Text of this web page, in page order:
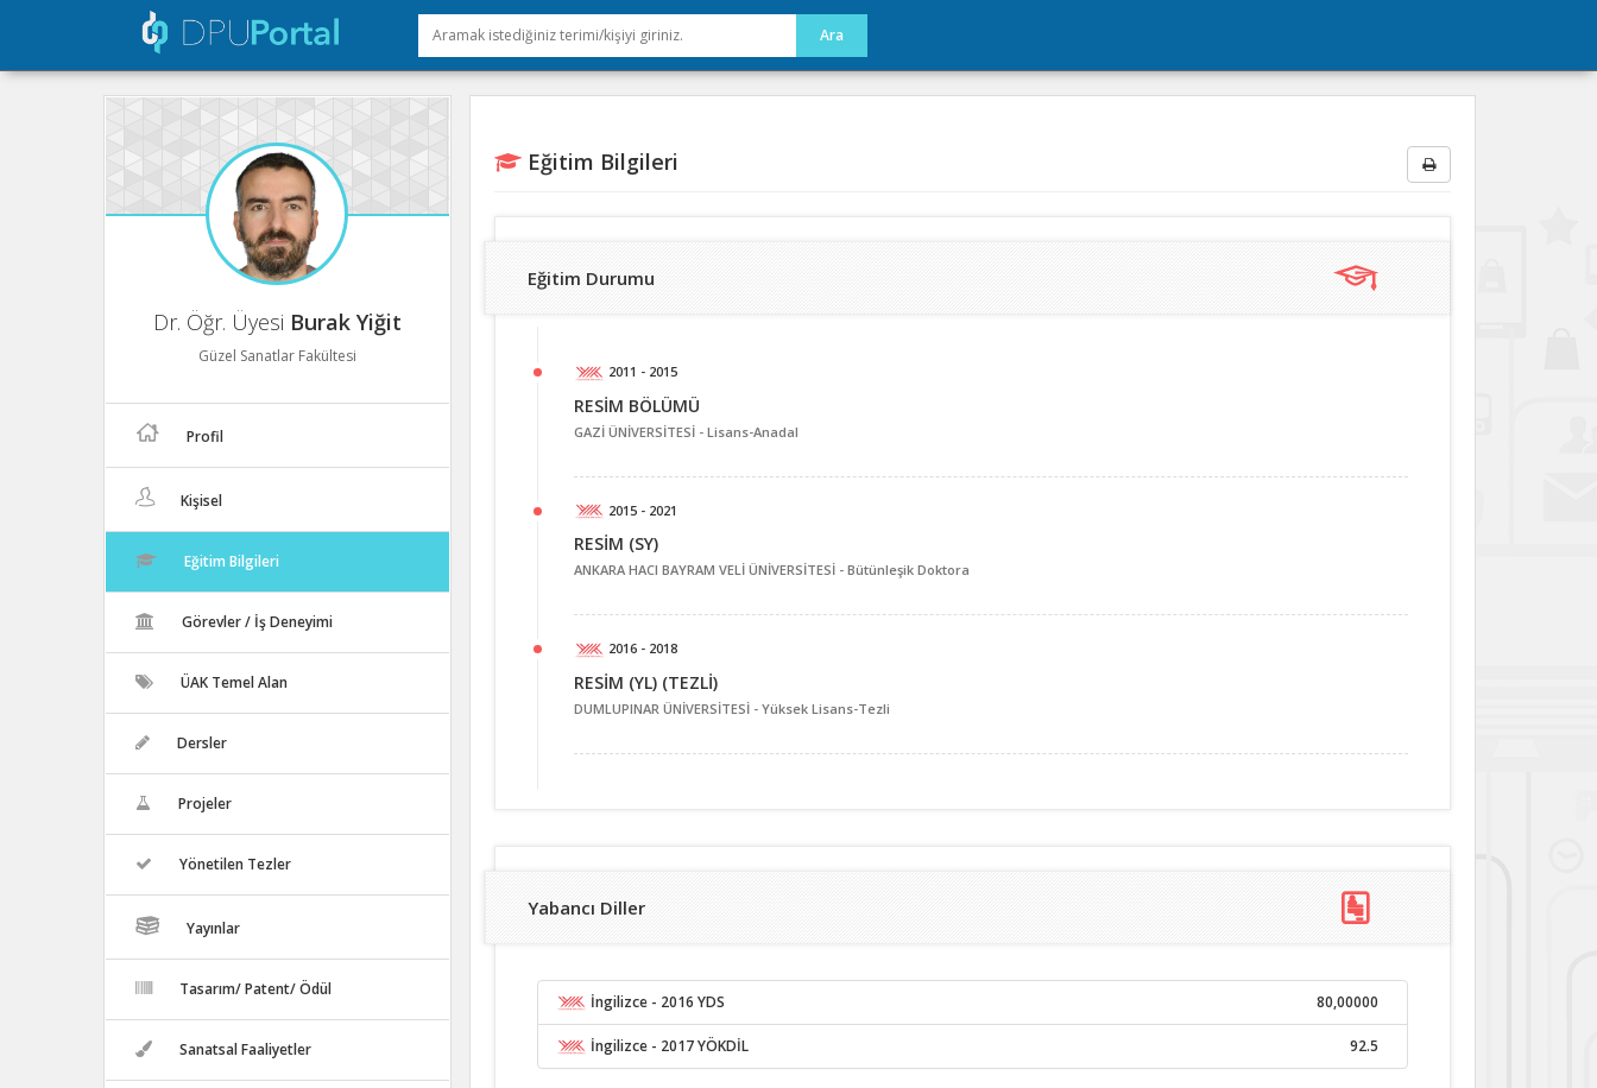
Dr. Öğr. Üyesi Burak Yiğit
Güzel Sanatlar Fakültesi
Profil
Kişisel
Eğitim Bilgileri
Görevler / İş Deneyimi
ÜAK Temel Alan
Dersler
Projeler
Yönetilen Tezler
Yayınlar
Tasarım/ Patent/ Ödül
Sanatsal Faaliyetler
Eğitim Bilgileri
Eğitim Durumu
2011 - 2015
RESİM BÖLÜMÜ
GAZİ ÜNİVERSİTESİ - Lisans-Anadal
2015 - 2021
RESİM (SY)
ANKARA HACI BAYRAM VELİ ÜNİVERSİTESİ - Bütünleşik Doktora
2016 - 2018
RESİM (YL) (TEZLİ)
DUMLUPINAR ÜNİVERSİTESİ - Yüksek Lisans-Tezli
Yabancı Diller
İngilizce- 2016 YDS 80,00000
İngilizce- 2017 YÖKDİL 92.5